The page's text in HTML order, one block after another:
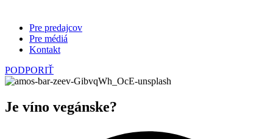
Pre predajcov
Pre médiá
Kontakt
PODPORIŤ
Je víno vegánske?